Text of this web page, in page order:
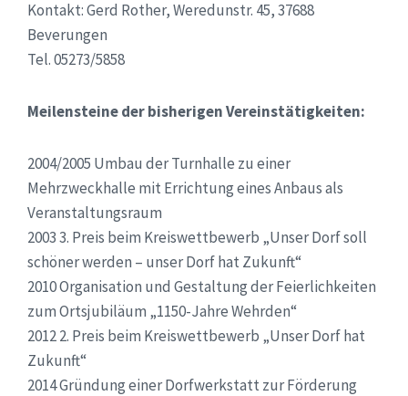
Kontakt: Gerd Rother, Weredunstr. 45, 37688
Beverungen
Tel. 05273/5858
Meilensteine der bisherigen Vereinstätigkeiten:
2004/2005 Umbau der Turnhalle zu einer
Mehrzweckhalle mit Errichtung eines Anbaus als
Veranstaltungsraum
2003 3. Preis beim Kreiswettbewerb „Unser Dorf soll
schöner werden – unser Dorf hat Zukunft“
2010 Organisation und Gestaltung der Feierlichkeiten
zum Ortsjubiläum „1150-Jahre Wehrden“
2012 2. Preis beim Kreiswettbewerb „Unser Dorf hat
Zukunft“
2014 Gründung einer Dorfwerkstatt zur Förderung